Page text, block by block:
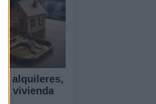
alquileres,
vivienda